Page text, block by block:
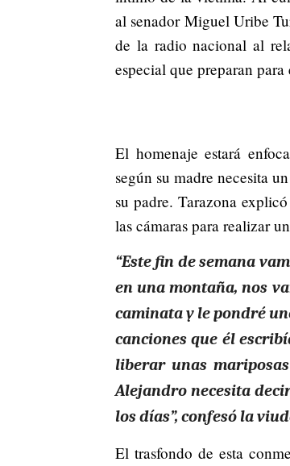
al senador Miguel Uribe
de la radio nacional al
especial que preparan para
El homenaje estará
según su madre necesita
su padre. Tarazona
las cámaras para realizar
“Este fin de semana
en una montaña, nos
caminata y le pondré
canciones que él
liberar unas
Alejandro necesita
los días”, confesó la
El trasfondo de esta